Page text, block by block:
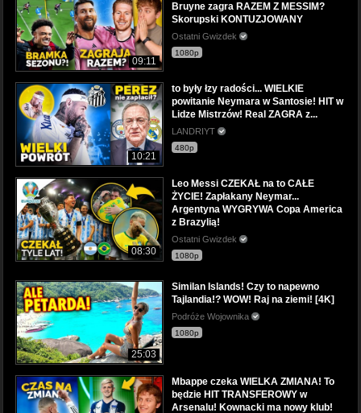
09:11
Bruyne zagra RAZEM Z MESSIM?
Skorupski KONTUZJOWANY
Ostatni Gwizdek
1080p
10:21
to były łzy radości... WIELKIE
powitanie Neymara w Santosie! HIT w
Lidze Mistrzów! Real ZAGRA z...
LANDRIYT
480p
08:30
Leo Messi CZEKAŁ na to CAŁE
ŻYCIE! Zapłakany Neymar...
Argentyna WYGRYWA Copa America
z Brazylią!
Ostatni Gwizdek
1080p
25:03
Similan Islands! Czy to napewno
Tajlandia!? WOW! Raj na ziemi! [4K]
Podróże Wojownika
1080p
Mbappe czeka WIELKA ZMIANA! To
będzie HIT TRANSFEROWY w
Arsenalu! Kownacki ma nowy klub!